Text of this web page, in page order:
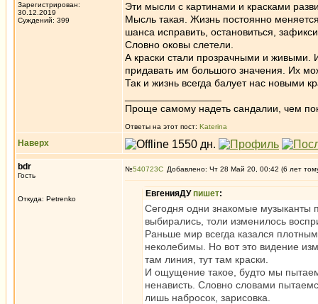
Зарегистрирован:
30.12.2019
Суждений: 399
Эти мысли с картинами и красками
Мысль такая. Жизнь постоянно
шанса исправить, остановиться,
Словно оковы слетели.
А краски стали прозрачными и живыми.
придавать им большого значения. Их
Так и жизнь всегда балует нас новыми
Проще самому надеть сандалии, чем
Ответы на этот пост: Katerina
Наверх
bdr
Гость
Откуда: Petrenko
№540723 Добавлено: Чт 28 Май 20, 00:42 (6 лет
ЕвгенияДУпишет:
Сегодня одни знакомые музыканты
выбирались, толи изменилось
Раньше мир всегда казался
неколебимы. Но вот это видение
там линия, тут там краски.
И ощущение такое, будто мы
ненависть. Словно словами
лишь набросок, зарисовка.